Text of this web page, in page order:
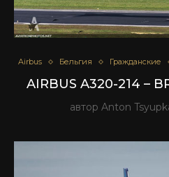
Airbus Бельгия Гражданские
AIRBUS A320-214 –
автор Anton